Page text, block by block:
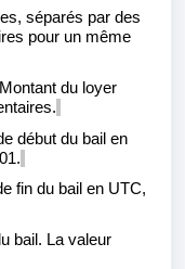
séparés par des
pour un même
du loyer
début du bail en
fin du bail en UTC,
bail. La valeur